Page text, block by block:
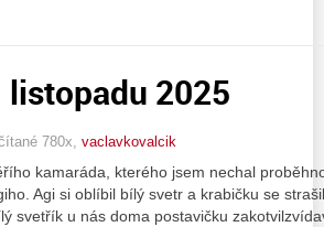
listopadu 2025
780x, vaclavkovalcik
kamaráda, kterého jsem nechal
Agi si oblíbil bílý svetr a krabičku se
svetřík u nás doma postavičku